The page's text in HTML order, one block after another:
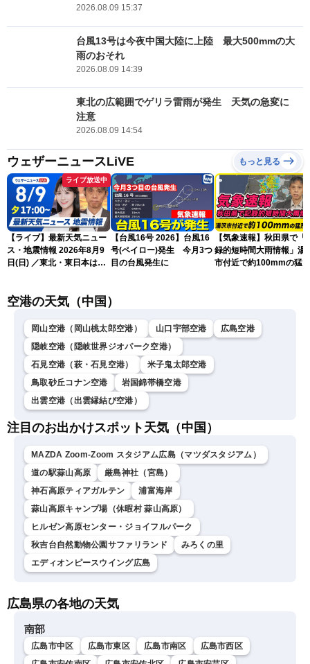
2026.08.09 15:37
台風13号は今夜中国大陸に上陸 最大500mmの大
雨のおそれ
2026.08.09 14:39
東北の広範囲でゲリラ雷雨が発生 天気の急変に
注意
2026.08.09 14:54
ウェザーニュースLiVE もっと見る
ライブ放送中
【ライブ】最新天気ニュー
ス・地震情報 2026年8月9
日(日) ／東北・東日本は急
北美月／芳野達郎〉
【台風16号 2026】台風16
号(ペイロー)発生 今月3つ
目の台風発生に
【気象速報】秋田県で「
録的短時間大雨情報」湯
市付近で約100mmの猛烈
空港の天気（中国）
岡山空港（岡山桃太郎空港） 山口宇部空港
広島空港
隠岐空港（隠岐世界ジオパーク空港）
石見空港（萩・石見空港）
米子鬼太郎空港
鳥取砂丘コナン空港
岩国錦帯橋空港
出雲空港（出雲縁結び空港）
注目のお出かけスポット天気（中国）
MAZDA Zoom-Zoom スタジアム広島（マツダスタジアム）
道の駅蒜山高原
厳島神社（宮島）
神石高原ティアガルテン
浦富海岸
蒜山高原キャンプ場（休暇村 蒜山高原）
ヒルゼン高原センター・ジョイフルパーク
秋吉台自然動物公園サファリランド
みろくの里
エディオンピースウイング広島
広島県の各地の天気
南部
広島市中区 広島市東区 広島市南区
広島市西区